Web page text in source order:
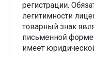
регистрации.
легитимности
товарный знак
письменной
имеет